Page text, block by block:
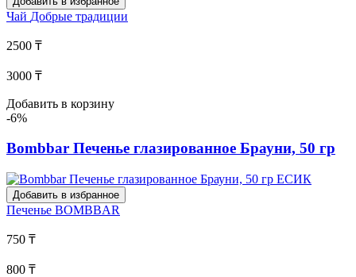
Чай Добрые традиции
2500 ₸
3000 ₸
Добавить в корзину
-6%
Bombbar Печенье глазированное Брауни, 50 гр
Добавить в избранное
Печенье BOMBBAR
750 ₸
800 ₸